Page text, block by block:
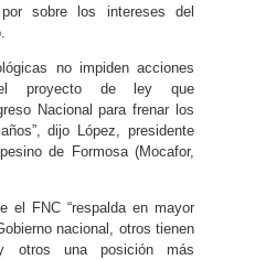
sobre los intereses del
no impiden acciones
proyecto de ley que
Nacional para frenar los
dijo López, presidente
de Formosa (Mocafor,
el FNC “respalda en mayor
nacional, otros tienen
otros una posición más